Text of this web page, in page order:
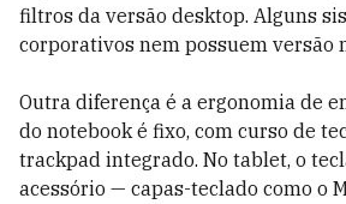
filtros da versão desktop. Alguns
corporativos nem possuem versão
Outra diferença é a ergonomia de
do notebook é fixo, com curso de
trackpad integrado. No tablet, o
acessório — capas-teclado como o